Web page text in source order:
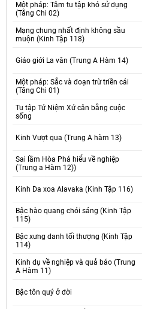
Một pháp: Tâm tu tập khó sử dụng
(Tăng Chi 02)
Mạng chung nhất định không sầu
muộn (Kinh Tập 118)
Giáo giới La vân (Trung A Hàm 14)
Một pháp: Sắc và đoạn trừ triền cái
(Tăng Chi 01)
Tu tập Tứ Niệm Xứ cân bằng cuộc
sống
Kinh Vượt qua (Trung A hàm 13)
Sai lầm Hòa Phá hiểu về nghiệp
(Trung a Hàm 12))
Kinh Da xoa Alavaka (Kinh Tập 116)
Bậc hào quang chói sáng (Kinh Tập
115)
Bậc xưng danh tối thượng (Kinh Tập
114)
Kinh dụ về nghiệp và quả báo (Trung
A Hàm 11)
Bậc tôn quý ở đời